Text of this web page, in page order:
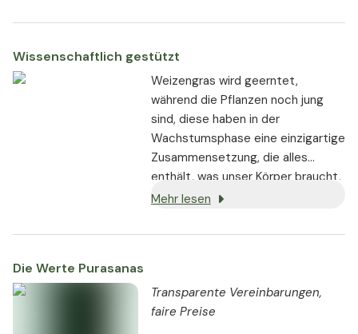
Wissenschaftlich gestützt
Weizengras wird geerntet,
während die Pflanzen noch jung
sind, diese haben in der
Wachstumsphase eine einzigartige
Zusammensetzung, die alles
enthält, was unser Körper braucht,
um weiterhin optimal zu
an Eisen, Folsäure und
Phytonährstoffe. Das Weizengras
von Purasana wird biologisch im
Mehr lesen
Die Werte Purasanas
Transparente Vereinbarungen,
faire Preise